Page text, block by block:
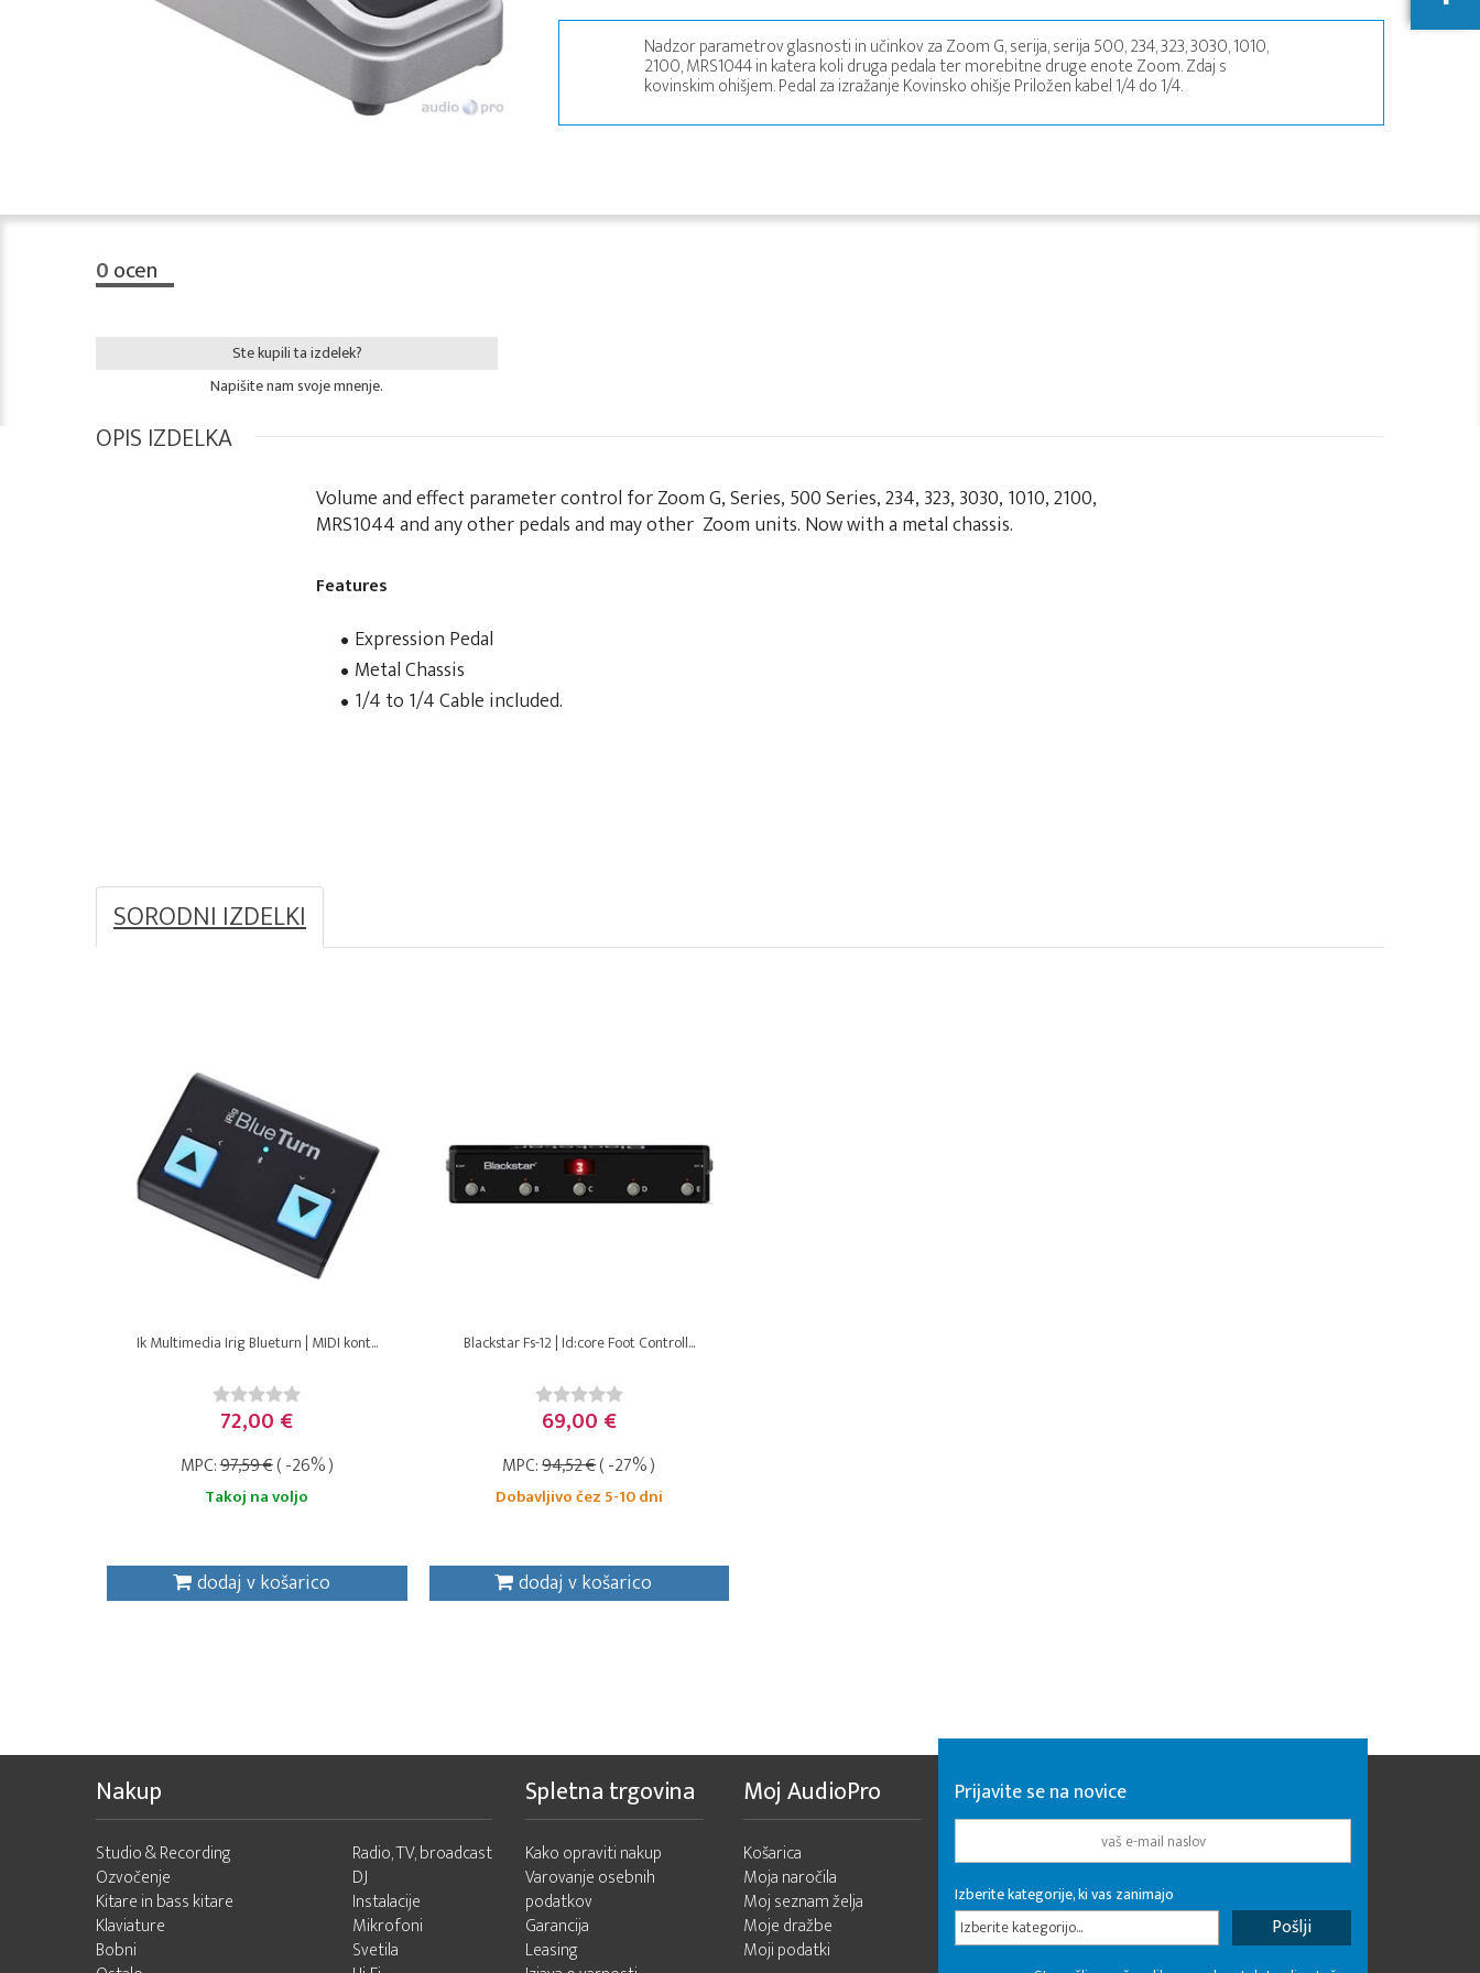
Nadzor parametrov glasnosti in učinkov za Zoom G, serija, serija 500, 234, 323, 3030, 1010,
2100, MRS1044 in katera koli druga pedala ter morebitne druge enote Zoom. Zdaj s
kovinskim ohišjem. Pedal za izražanje Kovinsko ohišje Priložen kabel 1/4 do 1/4.
0ocen
Ste kupili ta izdelek?
Napišite nam svoje mnenje.
OPIS IZDELKA
Volume and effect parameter control forZoomG, Series, 500 Series, 234, 323, 3030, 1010, 2100,
MRS1044 and any other pedals and may other Zoom units. Now with a metal chassis.
Features
Expression Pedal
Metal Chassis
1/4 to 1/4 Cable included.
SORODNI IZDELKI
Ik Multimedia Irig Blueturn | MIDI kont...
72,00 €
MPC:97,59 €( -26% )
Takoj na voljo
dodaj v košarico
Blackstar Fs-12 | Id:core Foot Controll...
69,00 €
MPC:94,52 €( -27% )
Dobavljivo čez 5-10 dni
dodaj v košarico
Nakup
Studio & Recording
Ozvočenje
Kitare in bass kitare
Klaviature
Bobni
Radio, TV, broadcast
DJ
Instalacije
Mikrofoni
Svetila
Spletna trgovina
Kako opraviti nakup
Varovanje osebnih
podatkov
Garancija
Leasing
Moj AudioPro
Košarica
Moja naročila
Moj seznam želja
Moje dražbe
Moji podatki
Prijavite se na novice
Izberite kategorije, ki vas zanimajo
Izberite kategorijo...